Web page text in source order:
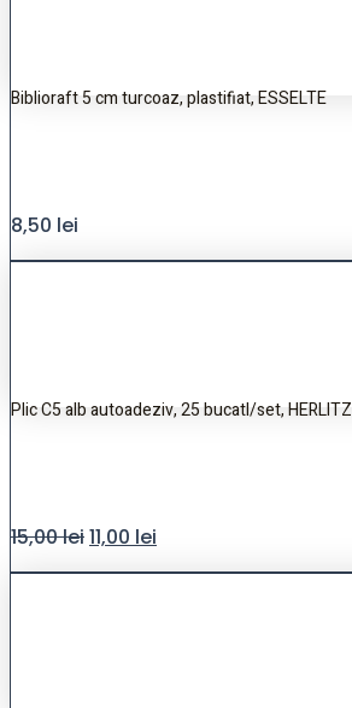
Biblioraft 5 cm turcoaz, plastifiat, ESSELTE
8,50 lei
Plic C5 alb autoadeziv, 25 bucatI/set, HERLITZ
15,00lei11,00 lei